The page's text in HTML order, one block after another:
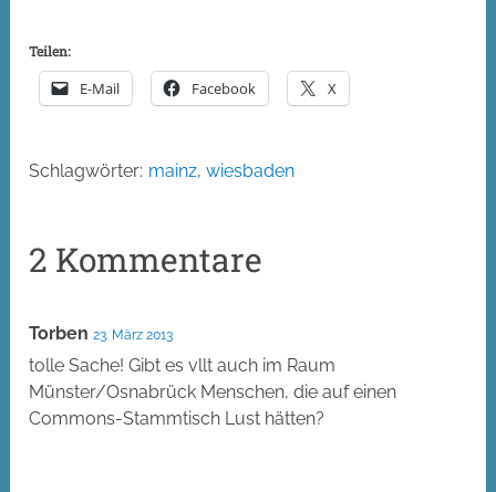
Teilen:
E-Mail Facebook X
Schlagwörter: mainz,wiesbaden
2 Kommentare
Torben 23. März 2013
tolle Sache! Gibt es vllt auch im Raum
Münster/Osnabrück Menschen, die auf einen
Commons-Stammtisch Lust hätten?